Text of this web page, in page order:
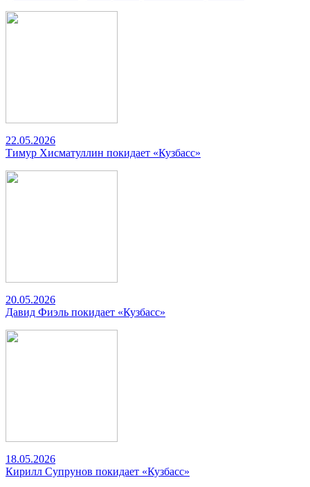
22.05.2026
Тимур Хисматуллин покидает «Кузбасс»
20.05.2026
Давид Фиэль покидает «Кузбасс»
18.05.2026
Кирилл Супрунов покидает «Кузбасс»